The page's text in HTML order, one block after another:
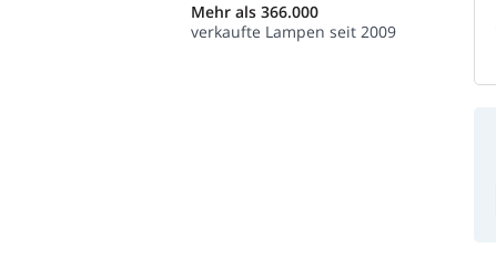
Mehr als 366.000
verkaufte Lampen seit 2009